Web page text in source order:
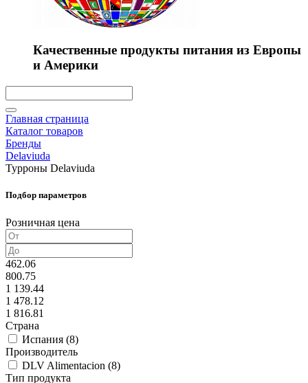
Качественные продукты питания из Европы
и Америки
Главная страница
Каталог товаров
Бренды
Delaviuda
Турроны Delaviuda
Подбор параметров
Розничная цена
462.06
800.75
1 139.44
1 478.12
1 816.81
Страна
Испания (8)
Производитель
DLV Alimentacion (8)
Тип продукта